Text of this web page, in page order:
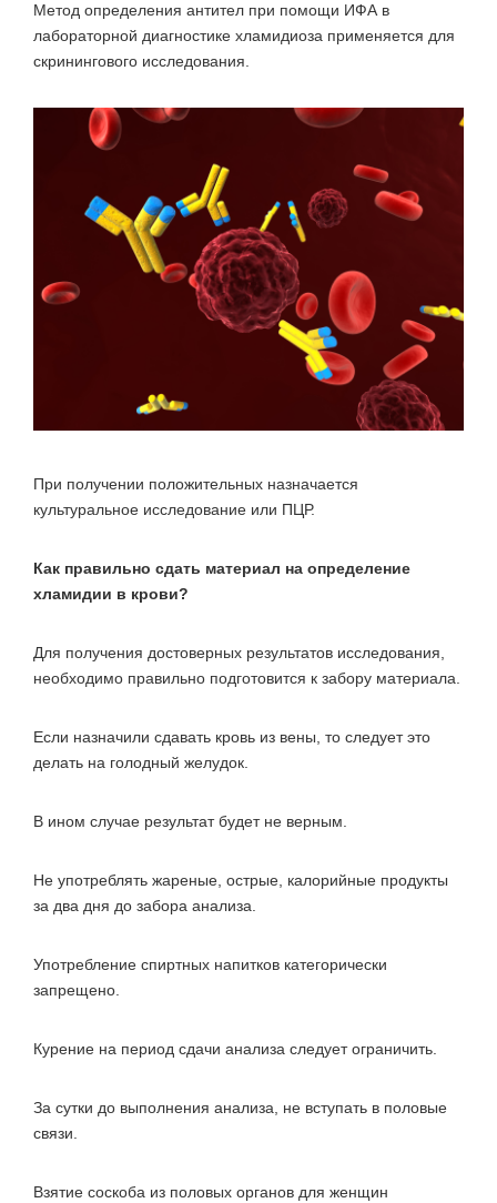
Метод определения антител при помощи ИФА в
лабораторной диагностике хламидиоза применяется для
скринингового исследования.
При получении положительных назначается
культуральное исследование или ПЦР.
Как правильно сдать материал на определение
хламидии в крови?
Для получения достоверных результатов исследования,
необходимо правильно подготовится к забору материала.
Если назначили сдавать кровь из вены, то следует это
делать на голодный желудок.
В ином случае результат будет не верным.
Не употреблять жареные, острые, калорийные продукты
за два дня до забора анализа.
Употребление спиртных напитков категорически
запрещено.
Курение на период сдачи анализа следует ограничить.
За сутки до выполнения анализа, не вступать в половые
связи.
Взятие соскоба из половых органов для женщин